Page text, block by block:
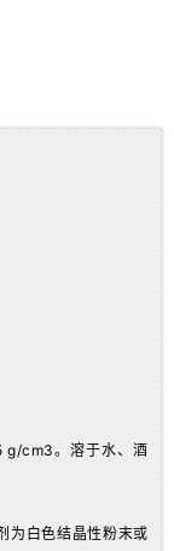
g/cm3。溶于水、酒
为白色结晶性粉末或